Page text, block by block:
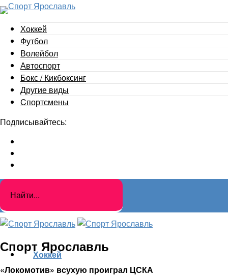
Хоккей
Футбол
Волейбол
Автоспорт
Бокс / Кикбоксинг
Другие виды
Cпортсмены
Подписывайтесь:
Спорт Ярославль
«Локомотив» всухую проиграл ЦСКА
Хоккей